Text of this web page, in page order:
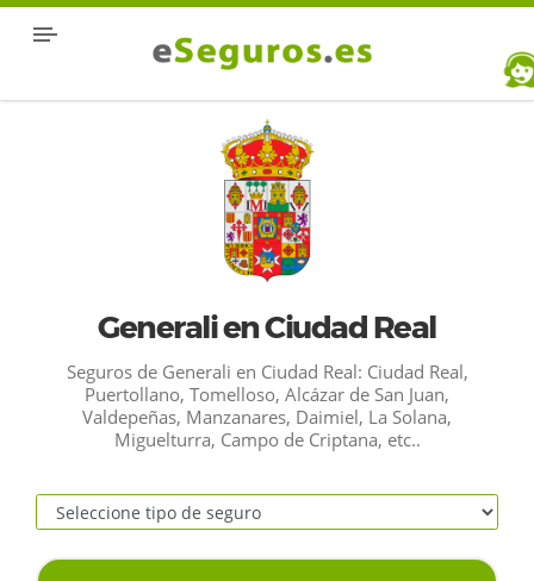
Generali en Ciudad Real
Seguros de Generali en Ciudad Real: Ciudad Real,
Puertollano, Tomelloso, Alcázar de San Juan,
Valdepeñas, Manzanares, Daimiel, La Solana,
Miguelturra, Campo de Criptana, etc..